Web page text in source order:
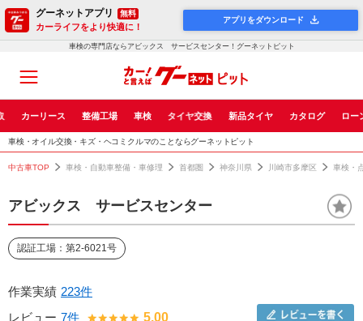
グーネットアプリ 無料
カーライフをより快適に！
アプリをダウンロード
車検の専門店ならアビックス サービスセンター！グーネットピット
カーリース 整備工場 車検 タイヤ交換 新品タイヤ カタログ ロー
車検・オイル交換・キズ・ヘコミクルマのことならグーネットピット
中古車TOP 車検・自動車整備・車修理 首都圏 神奈川県 川崎市多摩区 車検・
アビックス サービスセンター
認証工場：第2-6021号
作業実績 223件
レビュー 7件 5.00